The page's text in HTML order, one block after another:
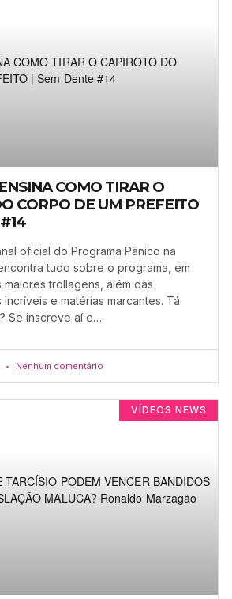
COMO TIRAR O
CORPO DE UM PREFEITO
oficial do Programa Pânico na
tudo sobre o programa, em
maiores trollagens, além das
e matérias marcantes. Tá
Se inscreve aí e…
Nenhum comentário
VÍDEOS NEWS